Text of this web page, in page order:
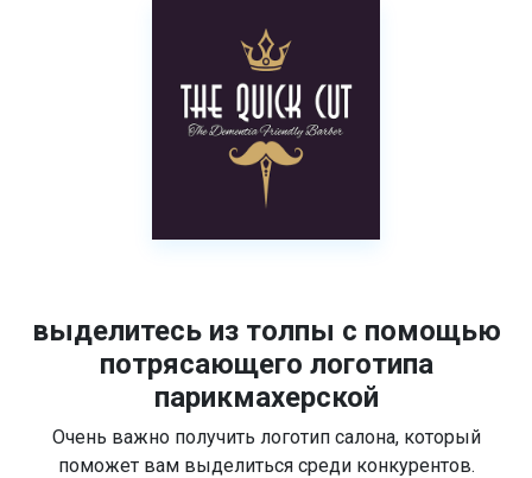
выделитесь из толпы с помощью
потрясающего логотипа
парикмахерской
Очень важно получить логотип салона, который
поможет вам выделиться среди конкурентов.